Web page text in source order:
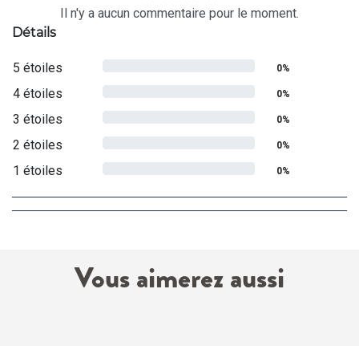
Il n'y a aucun commentaire pour le moment.
Détails
5 étoiles 0%
4 étoiles 0%
3 étoiles 0%
2 étoiles 0%
1 étoiles 0%
Vous aimerez aussi